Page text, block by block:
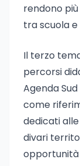
rendono
tra scuola
Il terzo
percorsi
Agenda
come
dedicati
divari
opportunità